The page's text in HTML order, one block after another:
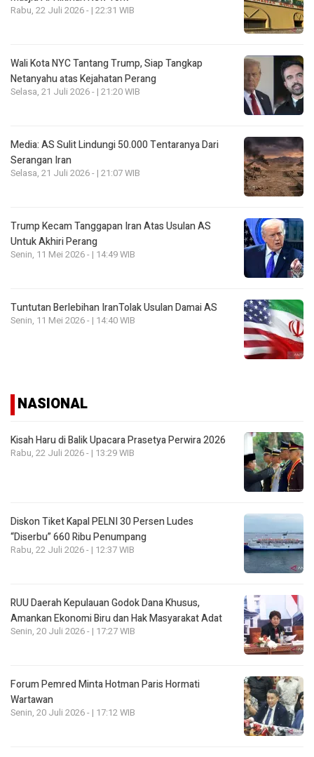
Rabu, 22 Juli 2026 - | 22:31 WIB
Wali Kota NYC Tantang Trump, Siap Tangkap
Netanyahu atas Kejahatan Perang
Selasa, 21 Juli 2026 - | 21:20 WIB
Media: AS Sulit Lindungi 50.000 Tentaranya Dari
Serangan Iran
Selasa, 21 Juli 2026 - | 21:07 WIB
Trump Kecam Tanggapan Iran Atas Usulan AS
Untuk Akhiri Perang
Senin, 11 Mei 2026 - | 14:49 WIB
Tuntutan Berlebihan IranTolak Usulan Damai AS
Senin, 11 Mei 2026 - | 14:40 WIB
NASIONAL
Kisah Haru di Balik Upacara Prasetya Perwira 2026
Rabu, 22 Juli 2026 - | 13:29 WIB
Diskon Tiket Kapal PELNI 30 Persen Ludes
“Diserbu” 660 Ribu Penumpang
Rabu, 22 Juli 2026 - | 12:37 WIB
RUU Daerah Kepulauan Godok Dana Khusus,
Amankan Ekonomi Biru dan Hak Masyarakat Adat
Senin, 20 Juli 2026 - | 17:27 WIB
Forum Pemred Minta Hotman Paris Hormati
Wartawan
Senin, 20 Juli 2026 - | 17:12 WIB